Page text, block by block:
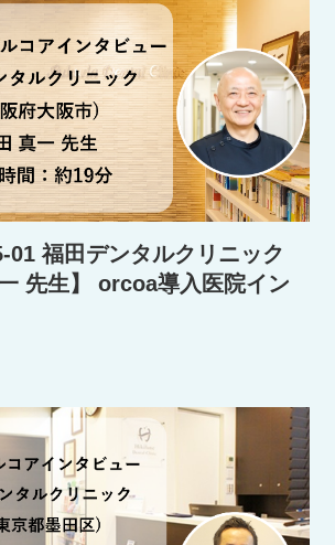
01 福田デンタルクリニック
一 先生】 orcoa導入医院イン